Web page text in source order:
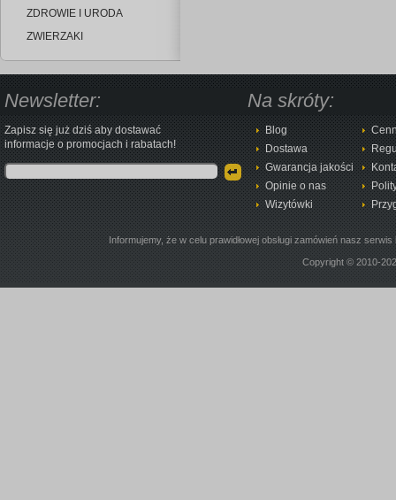
ZDROWIE I URODA
ZWIERZAKI
Newsletter:
Zapisz się już dziś aby dostawać
informacje o promocjach i rabatach!
Na skróty:
Blog
Dostawa
Gwarancja jakości
Opinie o nas
Wizytówki
Informujemy, że w celu prawidłowej obsługi zamówień nasz
Copyright © 2010-